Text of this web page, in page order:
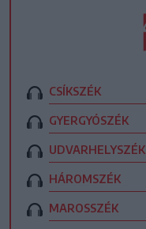
CSÍKSZÉK
GYERGYÓSZÉK
UDVARHELYSZÉK
HÁROMSZÉK
MAROSSZÉK